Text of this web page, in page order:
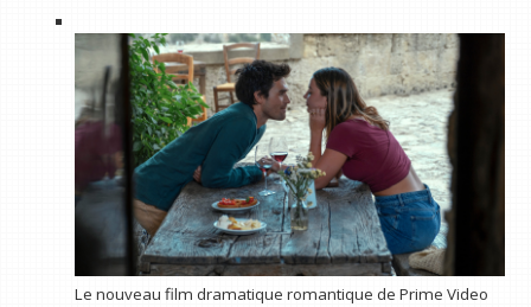
Le nouveau film dramatique romantique de Prime Video